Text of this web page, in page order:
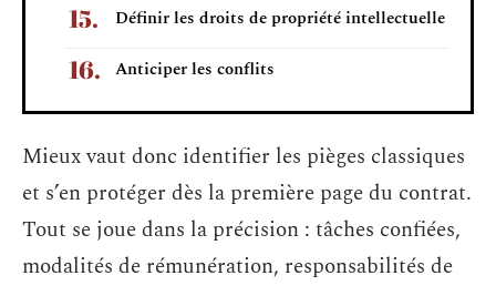
Définir les droits de propriété intellectuelle
Anticiper les conflits
Mieux vaut donc identifier les pièges classiques
et s’en protéger dès la première page du contrat.
Tout se joue dans la précision : tâches confiées,
modalités de rémunération, responsabilités de